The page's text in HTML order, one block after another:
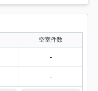
空室件数
-
-